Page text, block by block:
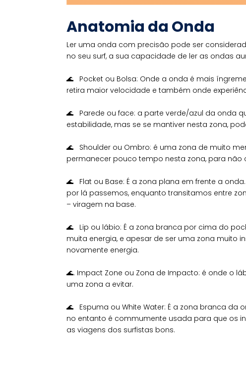
Anatomia da Onda
Ler uma onda com precisão pode ser
no seu surf, a sua capacidade de ler as ondas
🌊 Pocket ou Bolsa: Onde a onda é mais
retira maior velocidade e também onde
🌊 Parede ou face: a parte verde/azul da onda
estabilidade, mas se se mantiver nesta zona,
🌊 Shoulder ou Ombro: é uma zona de muito
permanecer pouco tempo nesta zona, para
🌊 Flat ou Base: É a zona plana em frente a
por lá passemos, enquanto transitamos entre
– viragem na base.
🌊 Lip ou lábio: É a zona branca por cima do
muita energia, e apesar de ser uma zona muito
novamente energia.
🌊. Impact Zone ou Zona de Impacto: é onde o
uma zona a evitar.
🌊 Espuma ou White Water: É a zona branca da
no entanto é commumente usada para que os
as viagens dos surfistas bons.